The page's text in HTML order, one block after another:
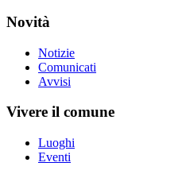
Novità
Notizie
Comunicati
Avvisi
Vivere il comune
Luoghi
Eventi